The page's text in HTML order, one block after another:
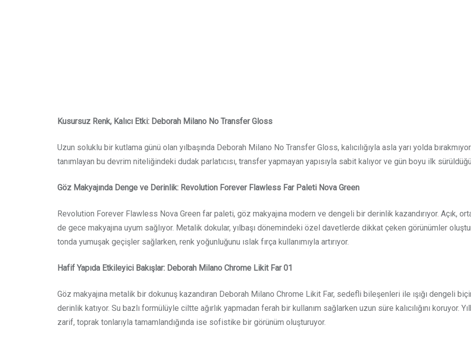
Kusursuz Renk, Kalıcı Etki: Deborah Milano No Transfer Gloss
Uzun soluklu bir kutlama günü olan yılbaşında Deborah Milano No Transfer Gloss, kalıcılığıyla asla yarı yolda
tanımlayan bu devrim niteliğindeki dudak parlatıcısı, transfer yapmayan yapısıyla sabit kalıyor ve gün boyu ilk sürüldüğü
Göz Makyajında Denge ve Derinlik: Revolution Forever Flawless Far Paleti Nova Green
Revolution Forever Flawless Nova Green far paleti, göz makyajına modern ve dengeli bir derinlik kazandırıyor. Açık,
de gece makyajına uyum sağlıyor. Metalik dokular, yılbaşı dönemindeki özel davetlerde dikkat çeken görünümler
tonda yumuşak geçişler sağlarken, renk yoğunluğunu ıslak fırça kullanımıyla artırıyor.
Hafif Yapıda Etkileyici Bakışlar: Deborah Milano Chrome Likit Far 01
Göz makyajına metalik bir dokunuş kazandıran Deborah Milano Chrome Likit Far, sedefli bileşenleri ile ışığı dengeli
derinlik katıyor. Su bazlı formülüyle ciltte ağırlık yapmadan ferah bir kullanım sağlarken uzun süre kalıcılığını koruyor.
zarif, toprak tonlarıyla tamamlandığında ise sofistike bir görünüm oluşturuyor.